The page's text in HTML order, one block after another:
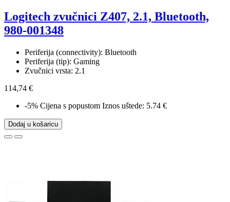
Logitech zvučnici Z407, 2.1, Bluetooth,
980-001348
Periferija (connectivity): Bluetooth
Periferija (tip): Gaming
Zvučnici vrsta: 2.1
114,74 €
-5% Cijena s popustom Iznos uštede: 5.74 €
Dodaj u košaricu